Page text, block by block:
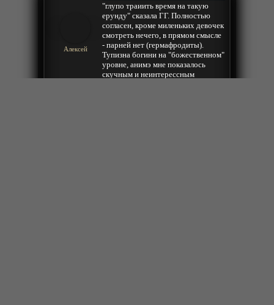
Алексей
"глупо траиить время на такую
ерунду" сказала ГГ. Полностью
согласен, кроме миленьких девочек
смотреть нечего, в прямом смысле
- парней нет (гермафродиты).
Тупизна богини на "божественном"
уровне, анимэ мне показалось
скучным и неинтерессным